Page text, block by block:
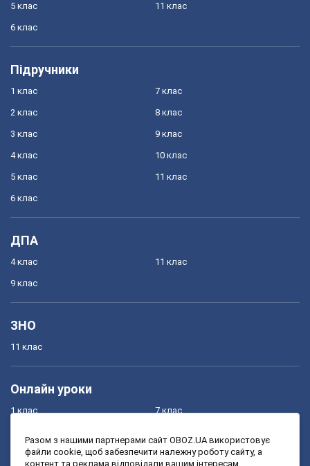
5 клас
6 клас
11 клас
Підручники
1 клас
2 клас
3 клас
4 клас
5 клас
6 клас
7 клас
8 клас
9 клас
10 клас
11 клас
ДПА
4 клас
9 клас
11 клас
ЗНО
11 клас
Онлайн уроки
1 клас
3 клас
7 клас
9 клас
Разом з нашими партнерами сайт OBOZ.UA використовує
файли cookie, щоб забезпечити належну роботу сайту, а
контент та реклама відповідали вашим інтересам.